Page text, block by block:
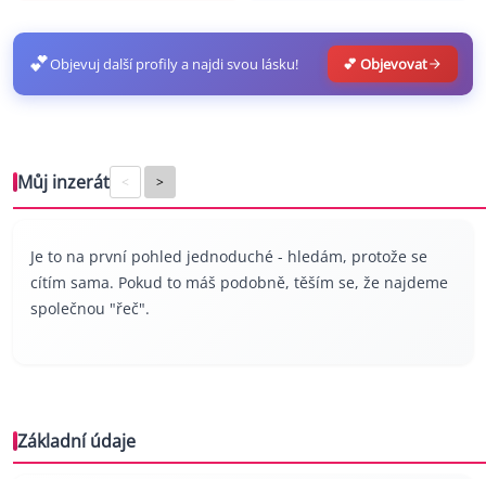
💕Objevuj další profily a najdi svou lásku! 💕 Objevovat
Můj inzerát < >
Je to na první pohled jednoduché - hledám, protože se
cítím sama. Pokud to máš podobně, těším se, že najdeme
společnou "řeč".
Základní údaje